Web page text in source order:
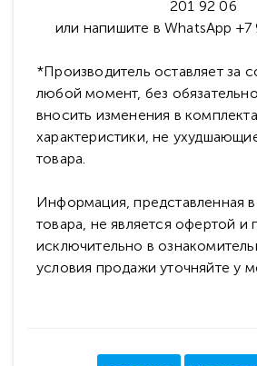
201 92 06
или напишите в WhatsApp
*Производитель оставляет за
любой момент, без
вносить изменения в
характеристики, не
товара.
Информация, представленная в
товара, не является офертой и
исключительно в
условия продажи уточняйте у